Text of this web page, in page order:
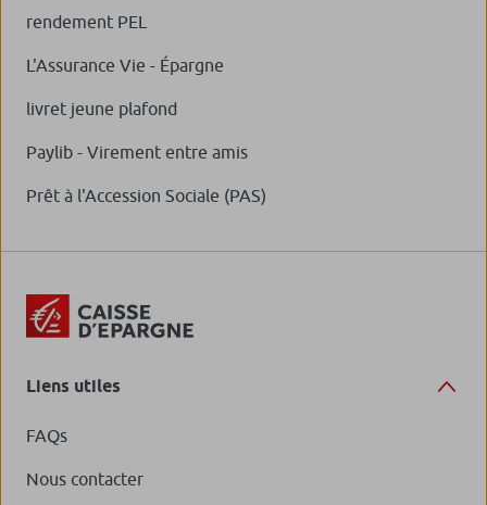
rendement PEL
L'Assurance Vie - Épargne
livret jeune plafond
Paylib - Virement entre amis
Prêt à l'Accession Sociale (PAS)
Liens utiles
FAQs
Nous contacter